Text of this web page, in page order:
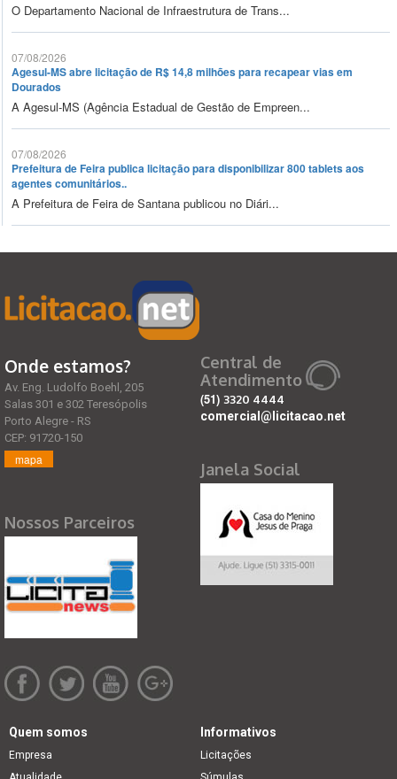
O Departamento Nacional de Infraestrutura de Trans...
07/08/2026
Agesul-MS abre licitação de R$ 14,8 milhões para recapear vias em
Dourados
A Agesul-MS (Agência Estadual de Gestão de Empreen...
07/08/2026
Prefeitura de Feira publica licitação para disponibilizar 800 tablets aos
agentes comunitários..
A Prefeitura de Feira de Santana publicou no Diári...
Onde estamos?
Av. Eng. Ludolfo Boehl, 205
Salas 301 e 302 Teresópolis
Porto Alegre - RS
CEP: 91720-150
mapa
Nossos Parceiros
Central de
Atendimento
(51) 3320 4444
comercial@licitacao.net
Janela Social
Quem somos
Empresa
Informativos
Licitações